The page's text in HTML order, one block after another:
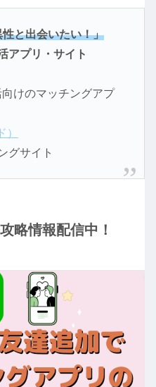
と出会いたい！」
アプリ・サイト
けのマッチングアプ
グサイト
略情報配信中！